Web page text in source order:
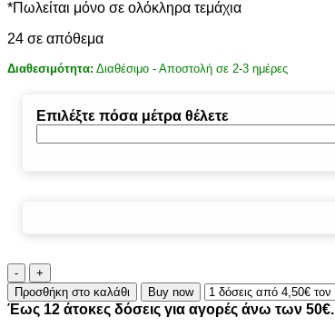
*Πωλείται μόνο σε ολόκληρα τεμάχια
24 σε απόθεμα
Διαθεσιμότητα: Διαθέσιμο - Αποστολή σε 2-3 ημέρες
Επιλέξτε πόσα μέτρα θέλετε
ΠΕΡΒΑΖΙ
BIΝΥΛΙΚΟ
CONCRETE
D.GREY
Προσθήκη στο καλάθι Buy now
Έως 12 άτοκες δόσεις για αγορές άνω των 50€.